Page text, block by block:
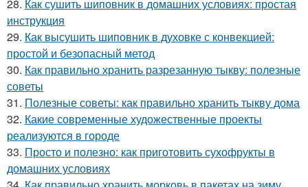
28. Как сушить шиповник в домашних условиях: простая
инструкция
29. Как высушить шиповник в духовке с конвекцией:
простой и безопасный метод
30. Как правильно хранить разрезанную тыкву: полезные
советы
31. Полезные советы: как правильно хранить тыкву дома
32. Какие современные художественные проекты
реализуются в городе
33. Просто и полезно: как приготовить сухофрукты в
домашних условиях